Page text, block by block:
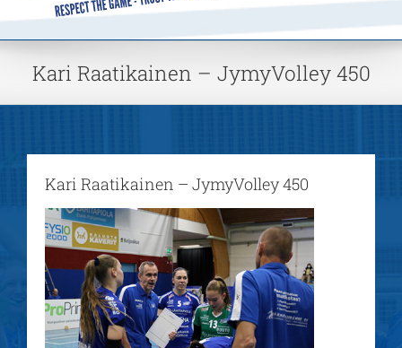
Kari Raatikainen – JymyVolley 450
Kari Raatikainen – JymyVolley 450